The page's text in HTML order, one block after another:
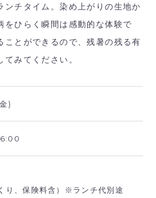
ンチタイム。染め上がりの生地か
をひらく瞬間は感動的な体験で
ことができるので、残暑の残る有
みてください。
)
り、保険料含）※ランチ代別途